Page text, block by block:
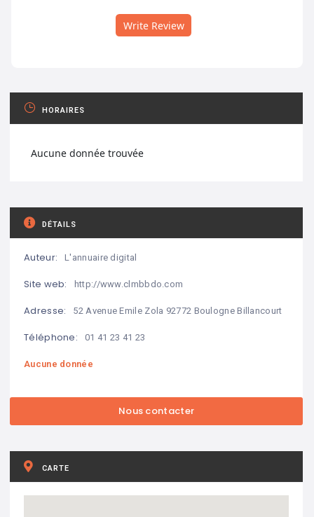
Write Review
HORAIRES
Aucune donnée trouvée
DÉTAILS
Auteur: L'annuaire digital
Site web: http://www.clmbbdo.com
Adresse: 52 Avenue Emile Zola 92772 Boulogne Billancourt
Téléphone: 01 41 23 41 23
Aucune donnée
CARTE